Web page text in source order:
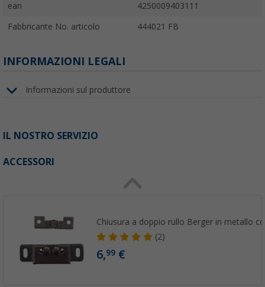
ean 4250009403111
Fabbricante No. articolo 444021 FB
INFORMAZIONI LEGALI
Informazioni sul produttore
IL NOSTRO SERVIZIO
ACCESSORI
Chiusura a doppio rullo Berger in metallo
(2)
6,99 €